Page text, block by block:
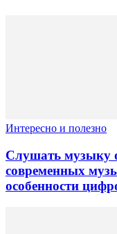
Интересно и полезно
Слушать музыку
современных
особенности